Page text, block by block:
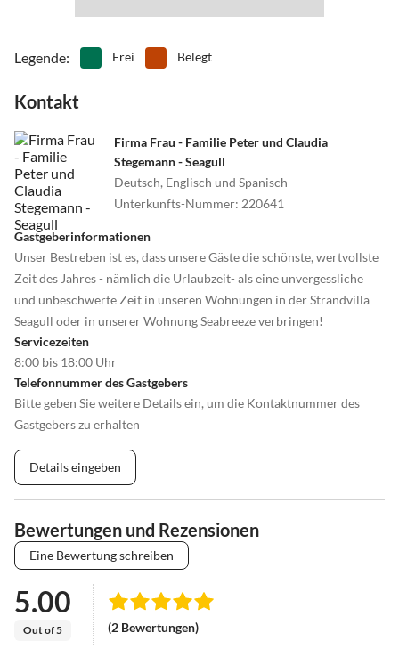
Legende: Frei Belegt
Kontakt
Firma Frau - Familie Peter und Claudia
Stegemann - Seagull
Deutsch, Englisch und Spanisch
Unterkunfts-Nummer: 220641
Gastgeberinformationen
Unser Bestreben ist es, dass unsere Gäste die schönste, wertvollste
Zeit des Jahres - nämlich die Urlaubzeit- als eine unvergessliche
und unbeschwerte Zeit in unseren Wohnungen in der Strandvilla
Seagull oder in unserer Wohnung Seabreeze verbringen!
Servicezeiten
8:00 bis 18:00 Uhr
Telefonnummer des Gastgebers
Bitte geben Sie weitere Details ein, um die Kontaktnummer des
Gastgebers zu erhalten
Details eingeben
Bewertungen und Rezensionen
Eine Bewertung schreiben
5.00
Out of 5 (2 Bewertungen)